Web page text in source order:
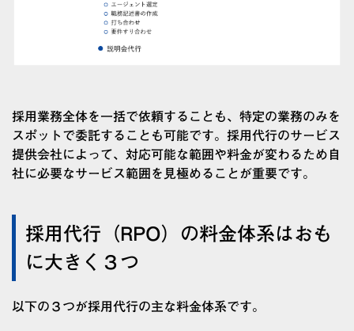
採用業務全体を一括で依頼することも、特定の業務のみを
スポットで委託することも可能です。採用代行のサービス
提供会社によって、対応可能な範囲や料金が変わるため自
社に必要なサービス範囲を見極めることが重要です。
採用代行（RPO）の料金体系はおも
に大きく３つ
以下の３つが採用代行の主な料金体系です。